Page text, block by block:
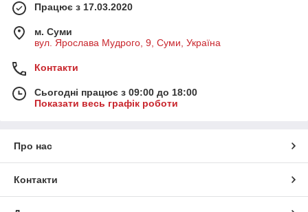
Працює з 17.03.2020
м. Суми
вул. Ярослава Мудрого, 9, Суми, Україна
Контакти
Сьогодні працює з 09:00 до 18:00
Показати весь графік роботи
Про нас
Контакти